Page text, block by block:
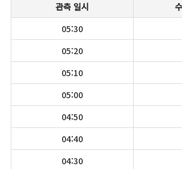
관측 일시
05:30
05:20
05:10
05:00
04:50
04:40
04:30